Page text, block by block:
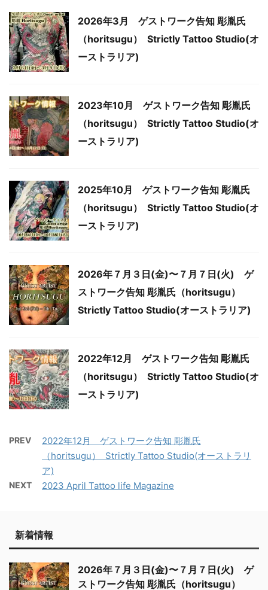
2026年3月 ゲストワーク告知 彫胤氏
（horitsugu） Strictly Tattoo Studio(オ
ーストラリア)
2023年10月 ゲストワーク告知 彫胤氏
（horitsugu） Strictly Tattoo Studio(オ
ーストラリア)
2025年10月 ゲストワーク告知 彫胤氏
（horitsugu） Strictly Tattoo Studio(オ
ーストラリア)
2026年７月３日(金)〜７月７日(火) ゲ
ストワーク告知 彫胤氏（horitsugu）
Strictly Tattoo Studio(オーストラリア)
2022年12月 ゲストワーク告知 彫胤氏
（horitsugu） Strictly Tattoo Studio(オ
ーストラリア)
PREV
2022年12月 ゲストワーク告知 彫胤氏
（horitsugu） Strictly Tattoo Studio(オーストラリ
ア)
NEXT 2023 April Tattoo life Magazine
新着情報
2026年７月３日(金)〜７月７日(火) ゲ
ストワーク告知 彫胤氏（horitsugu）